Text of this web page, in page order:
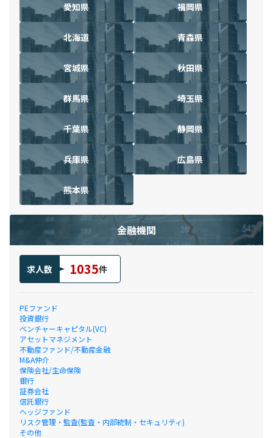
愛知県 福岡県
北海道 青森県
宮城県 秋田県
群馬県 埼玉県
千葉県 静岡県
兵庫県 広島県
熊本県
金融機関
求人数 1035件
PEファンド
投資銀行
ベンチャーキャピタル(VC)
アセットマネジメント
不動産ファンド/不動産金融
M&A仲介
保険会社/生命保険
銀行
証券会社
信託銀行
ヘッジファンド
リスク管理・監査(監査・内部統制・セキュリティ)
その他